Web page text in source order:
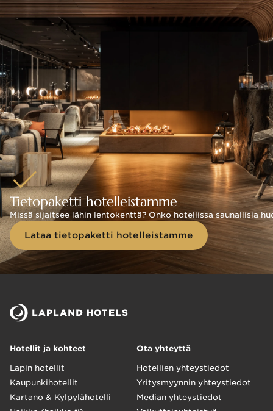
Tietopaketti hotelleistamme
Missä sijaitsee lähin lentokenttä? Onko hotellissa saunallisia
Lataa tietopaketti hotelleistamme
Hotellit ja kohteet
Lapin hotellit
Kaupunkihotellit
Kartano & Kylpylähotelli
Ota yhteyttä
Hotellien yhteystiedot
Yritysmyynnin yhteystiedot
Median yhteystiedot